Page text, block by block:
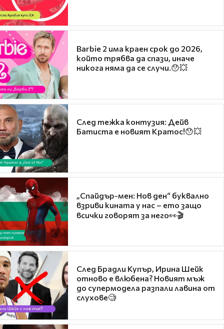
Barbie 2 има краен срок до 2026,
който трябва да спази, иначе
никога няма да се случи.😯💥
След тежка контузия: Дейв
Батиста е новият Кратос!😯💥
„Спайдър-мен: Нов ден“ буквално
взриви кината у нас – ето защо
всички говорят за него👀🎬
След Брадли Купър, Ирина Шейк
отново е влюбена? Новият мъж
до супермодела разпали лавина от
слухове🧐